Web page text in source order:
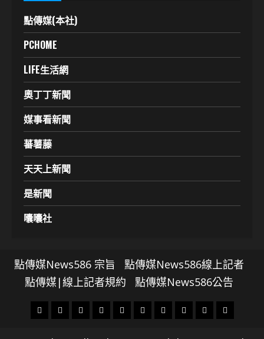
點傳媒(本社)
PCHOME
LIFE生活網
奧丁丁新聞
媒事看新聞
蕃薯藤
天天上新聞
是新聞
囔囔社
點傳媒News586 宗旨
點傳媒News586線上記者
點傳媒|線上記者規約
點傳媒News586公告
頭
財
地
文
專
娛
政
國
運
生